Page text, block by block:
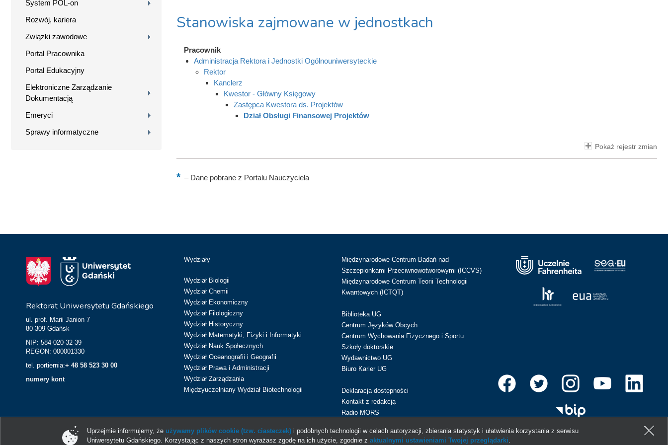
System POL-on
Rozwój, kariera
Związki zawodowe
Portal Pracownika
Portal Edukacyjny
Elektroniczne Zarządzanie
Dokumentacją
Emeryci
Sprawy informatyczne
Stanowiska zajmowane w jednostkach
Pracownik
Administracja Rektora i Jednostki Ogólnouniwersyteckie
Rektor
Kanclerz
Kwestor - Główny Księgowy
Zastępca Kwestora ds. Projektów
Dział Obsługi Finansowej Projektów
Pokaż rejestr zmian
–Dane pobrane z Portalu Nauczyciela
Rektorat Uniwersytetu Gdańskiego
ul. prof. Marii Janion 7
80-309 Gdańsk
NIP: 584-020-32-39
REGON: 000001330
tel. portiernia:+ 48 58 523 30 00
numery kont
Wydziały
Wydział Biologii
Wydział Chemii
Wydział Ekonomiczny
Wydział Filologiczny
Wydział Historyczny
Wydział Matematyki, Fizyki i Informatyki
Wydział Nauk Społecznych
Wydział Oceanografii i Geografii
Wydział Prawa i Administracji
Wydział Zarządzania
Międzyuczelniany Wydział Biotechnologii
Międzynarodowe Centrum Badań nad
Szczepionkami Przeciwnowotworowymi (ICCVS)
Międzynarodowe Centrum Teorii Technologii
Kwantowych (ICTQT)
Biblioteka UG
Centrum Języków Obcych
Centrum Wychowania Fizycznego i Sportu
Szkoły doktorskie
Wydawnictwo UG
Biuro Karier UG
Deklaracja dostępności
Kontakt z redakcją
Radio MORS
© 2013-2026 Uniwersytet Gdański
Uprzejmie informujemy, że używamy plików cookie (tzw. ciasteczek)i podobnych technologii w celach autoryzacji, zbierania statystyk i ułatwienia korzystania z serwisu
Uniwersytetu Gdańskiego. Korzystając z naszych stron wyrażasz zgodę na ich użycie, zgodnie z aktualnymi ustawieniami Twojej przeglądarki.